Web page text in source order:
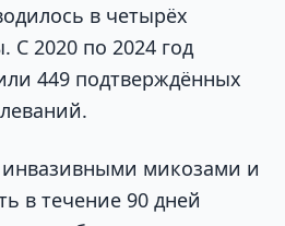
в четырёх
С 2020 по 2024 год
449 подтверждённых
инвазивными микозами и
в течение 90 дней